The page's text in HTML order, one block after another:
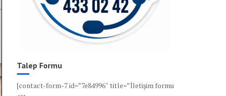
Talep Formu
[contact-form-7 id=”7e84996″ title=”İletişim formu